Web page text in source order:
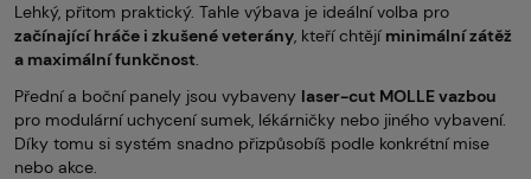
Lehký, přitom praktický. Tahle výbava je ideální volba pro
začínající hráče i zkušené veterány, kteří chtějí minimální zátěž
a maximální funkčnost.
Přední a boční panely jsou vybaveny laser-cut MOLLE vazbou
pro modulární uchycení sumek, lékárničky nebo jiného vybavení.
Díky tomu si systém snadno přizpůsobíš podle konkrétní mise
nebo akce.